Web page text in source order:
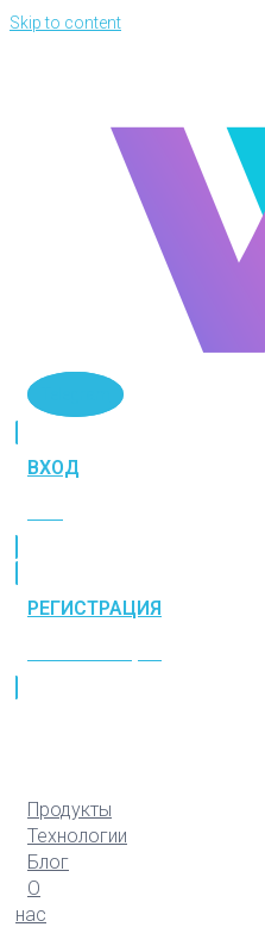
Skip to content
ВХОД
РЕГИСТРАЦИЯ
Продукты
Технологии
Блог
О
нас